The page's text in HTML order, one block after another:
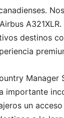
destinos
Manager
importante
un